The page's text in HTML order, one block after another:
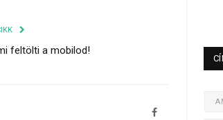
feltölti a mobilod!
Facebook